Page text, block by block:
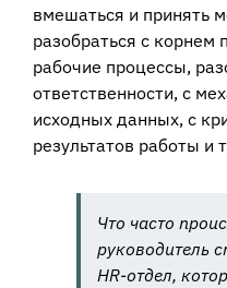
вмешаться и принять
разобраться с
рабочие процессы,
ответственности, с
исходных данных, с
результатов работы и
Что часто
руководитель
HR-отдел,